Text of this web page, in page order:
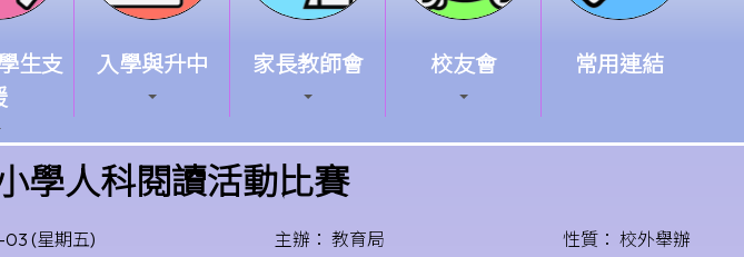
生支
入學與升中 家長教師會 校友會 常用連結
學人科閱讀活動比賽
(星期五) 主辦： 教育局 性質： 校外舉辦